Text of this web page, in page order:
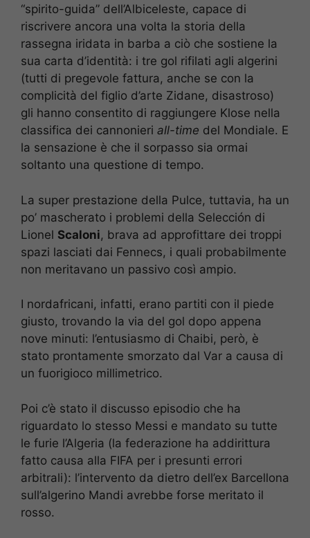
“spirito-guida” dell’Albiceleste, capace di
riscrivere ancora una volta la storia della
rassegna iridata in barba a ciò che sostiene la
sua carta d’identità: i tre gol rifilati agli algerini
(tutti di pregevole fattura, anche se con la
complicità del figlio d’arte Zidane, disastroso)
gli hanno consentito di raggiungere Klose nella
classifica dei cannonieri all-time del Mondiale. E
la sensazione è che il sorpasso sia ormai
soltanto una questione di tempo.
La super prestazione della Pulce, tuttavia, ha un
po’ mascherato i problemi della Selección di
Lionel Scaloni, brava ad approfittare dei troppi
spazi lasciati dai Fennecs, i quali probabilmente
non meritavano un passivo così ampio.
I nordafricani, infatti, erano partiti con il piede
giusto, trovando la via del gol dopo appena
nove minuti: l’entusiasmo di Chaibi, però, è
stato prontamente smorzato dal Var a causa di
un fuorigioco millimetrico.
Poi c’è stato il discusso episodio che ha
riguardato lo stesso Messi e mandato su tutte
le furie l’Algeria (la federazione ha addirittura
fatto causa alla FIFA per i presunti errori
arbitrali): l’intervento da dietro dell’ex Barcellona
sull’algerino Mandi avrebbe forse meritato il
rosso.